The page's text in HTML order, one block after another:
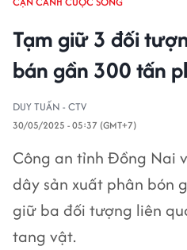
Tạm giữ 3 đối
bán gần 300 tấn
DUY TUẤN - CTV
30/05/2025 - 05:37 (GMT+7)
Công an tỉnh Đồng Nai
dây sản xuất phân bón
giữ ba đối tượng liên
tang vật.